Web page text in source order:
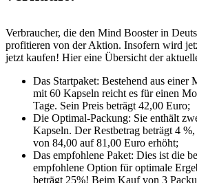
Verbraucher, die den Mind Booster in
profitieren von der Aktion. Insofern wird
jetzt kaufen! Hier eine Übersicht der
Das Startpaket: Bestehend aus einer
mit 60 Kapseln reicht es für einen
Tage. Sein Preis beträgt 42,00 Euro;
Die Optimal-Packung: Sie enthält
Kapseln. Der Restbetrag beträgt 4
von 84,00 auf 81,00 Euro erhöht;
Das empfohlene Paket: Dies ist die
empfohlene Option für optimale
beträgt 25%! Beim Kauf von 3